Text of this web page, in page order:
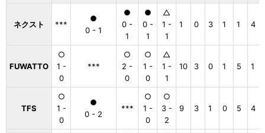
ネクスト ***
●
0 - 1
●
0 -
1
●
0 -
1
△
1 -
1
1 0 3 1 1 4
FUWATTO
○
1 -
0
***
○
2 -
0
○
1 -
0
△
1 -
1
10 3 0 1 5 1
TFS
○
1 -
0
●
0 - 2
***
○
1 -
0
○
3 -
2
9 3 1 0 5 4